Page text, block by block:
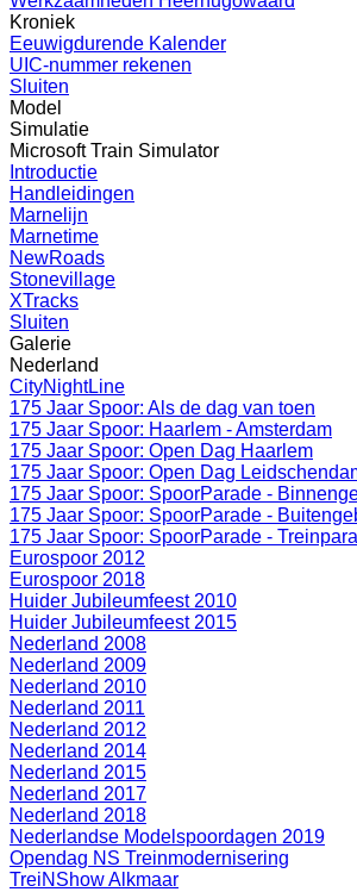
Kroniek
Eeuwigdurende Kalender
UIC-nummer rekenen
Sluiten
Model
Simulatie
Microsoft Train Simulator
Introductie
Handleidingen
Marnelijn
Marnetime
NewRoads
Stonevillage
XTracks
Sluiten
Galerie
Nederland
CityNightLine
175 Jaar Spoor: Als de dag van toen
175 Jaar Spoor: Haarlem - Amsterdam
175 Jaar Spoor: Open Dag Haarlem
175 Jaar Spoor: Open Dag
175 Jaar Spoor: SpoorParade -
175 Jaar Spoor: SpoorParade -
175 Jaar Spoor: SpoorParade -
Eurospoor 2012
Eurospoor 2018
Huider Jubileumfeest 2010
Huider Jubileumfeest 2015
Nederland 2008
Nederland 2009
Nederland 2010
Nederland 2011
Nederland 2012
Nederland 2014
Nederland 2015
Nederland 2017
Nederland 2018
Nederlandse Modelspoordagen 2019
Opendag NS Treinmodernisering
TreiNShow Alkmaar